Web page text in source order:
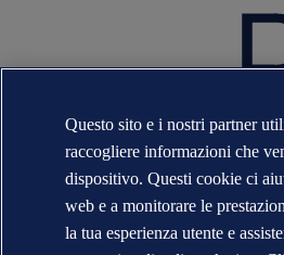
Veritas® sono di proprietà delle società
Veritas. Tutti diritti riservati.
WHEN TRUST MATTERS
Questo sito e i nostri partner
raccogliere informazioni che
dispositivo. Questi cookie ci
web e a monitorare le
la tua esperienza utente e